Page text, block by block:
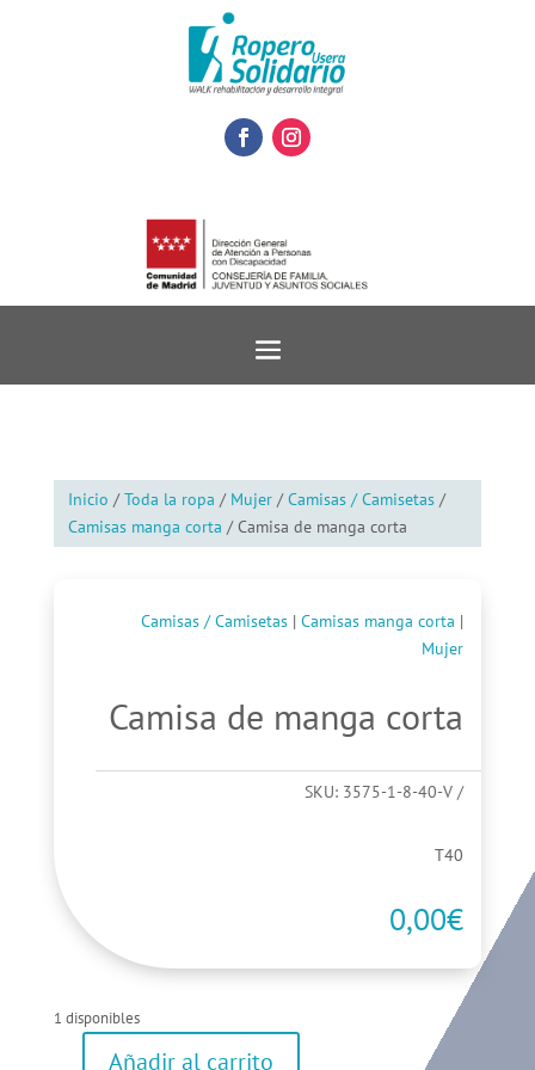
Inicio /Toda la ropa / Mujer/Camisas / Camisetas/
Camisas manga corta / Camisa de manga corta
Camisas / Camisetas |Camisas manga corta |
Mujer
Camisa de manga corta
SKU: 3575-1-8-40-V
T40
0,00€
1 disponibles
Añadir al carrito